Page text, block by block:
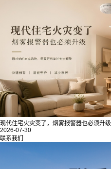
现代住宅火灾变了，烟雾报警器也必须升级
2026-07-30
联系我们